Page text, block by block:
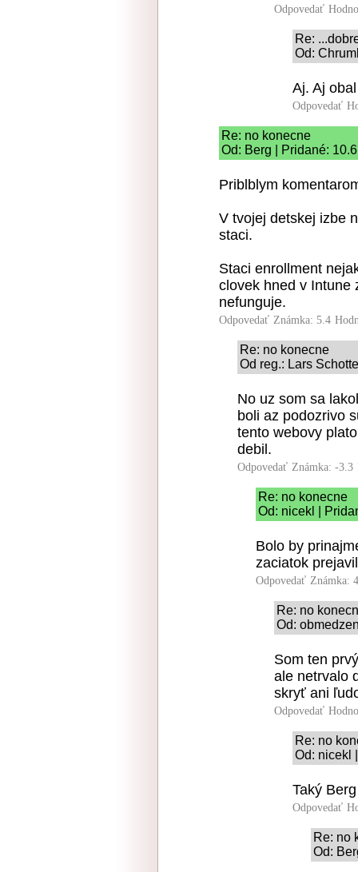
Odpovedať
Re:
Od:
Aj. Aj
Odpovedať
Re: no konecne
Od: Berg | Pridané:
Priblblym
V tvojej detskej izbe
staci.
Staci enrollment
clovek hned v Intune
nefunguje.
Odpovedať Známka: 5.4
Re: no konecne
Od reg.: Lars
No uz som sa
boli az podozrivo
tento webovy
debil.
Odpovedať Známka: -3.3
Re: no konecne
Od: nicekl |
Bolo by
zaciatok
Odpovedať Známka:
Re: no
Od:
Som ten
ale netrvalo
skryť ani
Odpovedať
Re: no
Od: nicekl
Taký
Odpovedať
Re: no
Od: